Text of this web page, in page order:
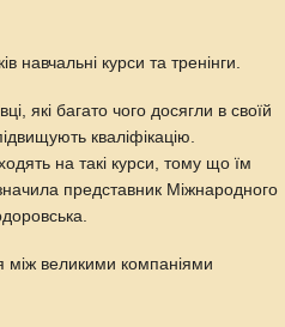
навчальні курси та тренінги.
які багато чого досягли в своїй
кваліфікацію.
на такі курси, тому що їм
представник Міжнародного
між великими компаніями